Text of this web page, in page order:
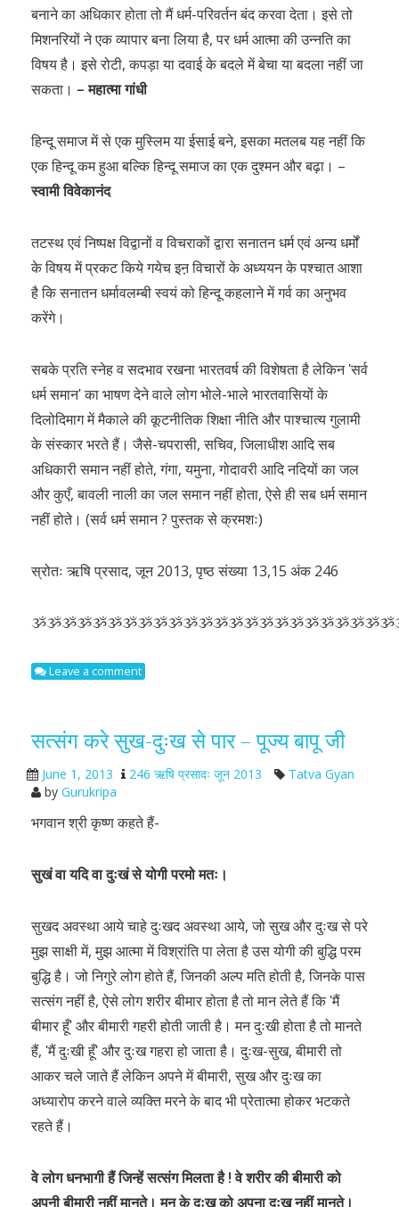
बनाने का अधिकार होता तो मैं धर्म-परिवर्तन बंद करवा देता। इसे तो
मिशनरियों ने एक व्यापार बना लिया है, पर धर्म आत्मा की उन्नति का
विषय है। इसे रोटी, कपड़ा या दवाई के बदले में बेचा या बदला नहीं जा
सकता। – महात्मा गांधी
हिन्दू समाज में से एक मुस्लिम या ईसाई बने, इसका मतलब यह नहीं कि
एक हिन्दू कम हुआ बल्कि हिन्दू समाज का एक दुश्मन और बढ़ा। –
स्वामी विवेकानंद
तटस्थ एवं निष्पक्ष विद्वानों व विचराकों द्वारा सनातन धर्म एवं अन्य धर्मों
के विषय में प्रकट किये गयेच इऩ विचारों के अध्ययन के पश्चात आशा
है कि सनातन धर्मावलम्बी स्वयं को हिन्दू कहलाने में गर्व का अनुभव
करेंगे।
सबके प्रति स्नेह व सदभाव रखना भारतवर्ष की विशेषता है लेकिन ʹसर्व
धर्म समानʹ का भाषण देने वाले लोग भोले-भाले भारतवासियों के
दिलोदिमाग में मैकाले की कूटनीतिक शिक्षा नीति और पाश्चात्य गुलामी
के संस्कार भरते हैं। जैसे-चपरासी, सचिव, जिलाधीश आदि सब
अधिकारी समान नहीं होते, गंगा, यमुना, गोदावरी आदि नदियों का जल
और कुएँ, बावली नाली का जल समान नहीं होता, ऐसे ही सब धर्म समान
नहीं होते। (सर्व धर्म समान ? पुस्तक से क्रमशः)
स्रोतः ऋषि प्रसाद, जून 2013, पृष्ठ संख्या 13,15 अंक 246
Leave a comment
सत्संग करे सुख-दुःख से पार – पूज्य बापू जी
June 1, 2013 246 ऋषि प्रसादः जून 2013
Tatva Gyan
by Gurukripa
भगवान श्री कृष्ण कहते हैं-
सुखं वा यदि वा दुःखं से योगी परमो मतः।
सुखद अवस्था आये चाहे दुःखद अवस्था आये, जो सुख और दुःख से परे
मुझ साक्षी में, मुझ आत्मा में विश्रांति पा लेता है उस योगी की बुद्धि परम
बुद्धि है। जो निगुरे लोग होते हैं, जिनकी अल्प मति होती है, जिनके पास
सत्संग नहीं है, ऐसे लोग शरीर बीमार होता है तो मान लेते हैं कि ʹमैं
बीमार हूँʹ और बीमारी गहरी होती जाती है। मन दुःखी होता है तो मानते
हैं, ʹमैं दुःखी हूँʹ और दुःख गहरा हो जाता है। दुःख-सुख, बीमारी तो
आकर चले जाते हैं लेकिन अपने में बीमारी, सुख और दुःख का
अध्यारोप करने वाले व्यक्ति मरने के बाद भी प्रेतात्मा होकर भटकते
रहते हैं।
वे लोग धनभागी हैं जिन्हें सत्संग मिलता है ! वे शरीर की बीमारी को
अपनी बीमारी नहीं मानते। मन के दुःख को अपना दुःख नहीं मानते।